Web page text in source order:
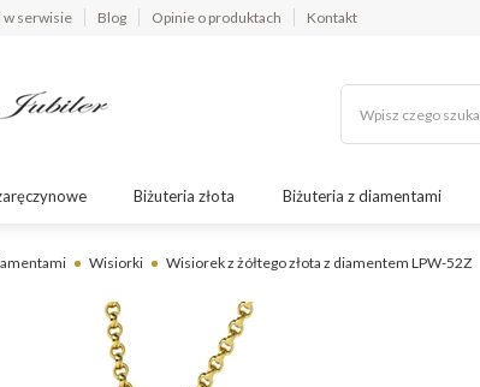
w serwisie Blog Opinie o produktach Kontakt
Biżuteria złota Biżuteria z diamentami
Wisiorki Wisiorek z żółtego złota z diamentem LPW-52Z